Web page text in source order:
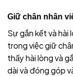
Giữ chân nhân
Sự gắn kết và hài
trong việc giữ
thấy hài lòng và
dài và đóng góp